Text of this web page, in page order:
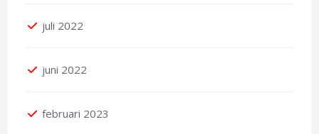
juli 2022
juni 2022
februari 2023